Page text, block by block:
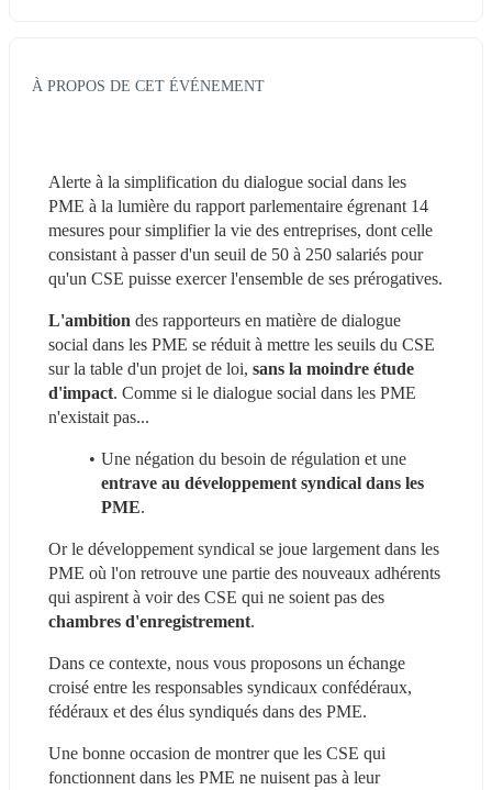
À PROPOS DE CET ÉVÉNEMENT
Alerte à la simplification du dialogue social dans les
PME à la lumière du rapport parlementaire égrenant 14
mesures pour simplifier la vie des entreprises, dont celle
consistant à passer d'un seuil de 50 à 250 salariés pour
qu'un CSE puisse exercer l'ensemble de ses prérogatives.
L'ambition des rapporteurs en matière de dialogue
social dans les PME se réduit à mettre les seuils du CSE
sur la table d'un projet de loi, sans la moindre étude
d'impact. Comme si le dialogue social dans les PME
n'existait pas...
Une négation du besoin de régulation et une
entrave au développement syndical dans les
PME.
Or le développement syndical se joue largement dans les
PME où l'on retrouve une partie des nouveaux adhérents
chambres d'enregistrement.
Dans ce contexte, nous vous proposons un échange
croisé entre les responsables syndicaux confédéraux,
fédéraux et des élus syndiqués dans des PME.
Une bonne occasion de montrer que les CSE qui
fonctionnent dans les PME ne nuisent pas à leur